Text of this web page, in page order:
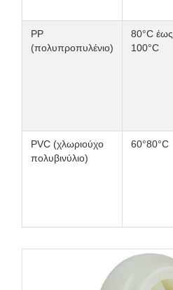
PP
(πολυπροπυλένιο)
80°C έως
100°C
PVC (χλωριούχο
πολυβινύλιο)
60°80°C